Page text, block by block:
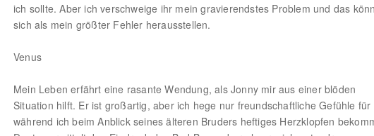
ich sollte. Aber ich verschweige ihr mein gravierendstes Problem und das
sich als mein größter Fehler herausstellen.
Venus
Mein Leben erfährt eine rasante Wendung, als Jonny mir aus einer blöden
Situation hilft. Er ist großartig, aber ich hege nur freundschaftliche Gefühle für
während ich beim Anblick seines älteren Bruders heftiges Herzklopfen